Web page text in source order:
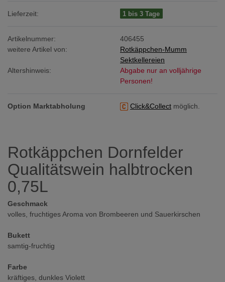
Lieferzeit: 1 bis 3 Tage
Artikelnummer:
406455
weitere Artikel von:
Rotkäppchen-Mumm
Sektkellereien
Altershinweis:
Abgabe nur an volljährige
Personen!
Option Marktabholung Click&Collect möglich.
Rotkäppchen Dornfelder
Qualitätswein halbtrocken
0,75L
Geschmack
volles, fruchtiges Aroma von Brombeeren und Sauerkirschen
Bukett
samtig-fruchtig
Farbe
kräftiges, dunkles Violett